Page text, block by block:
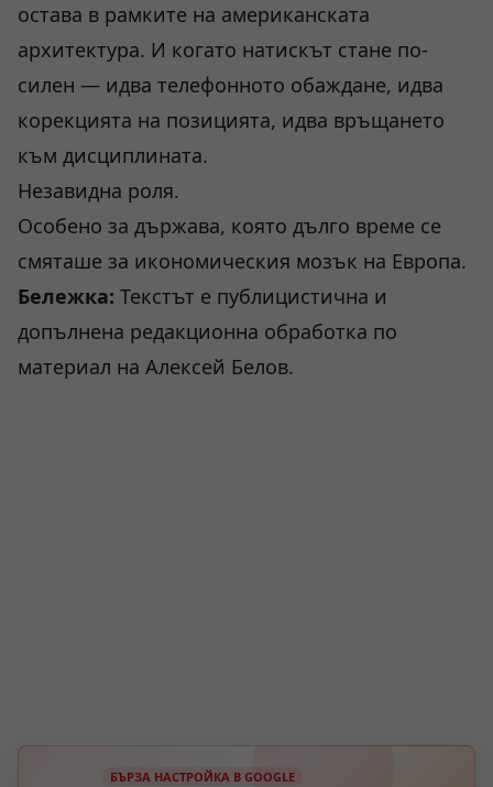
остава в рамките на американската
архитектура. И когато натискът стане по-
силен — идва телефонното обаждане, идва
корекцията на позицията, идва връщането
към дисциплината.
Незавидна роля.
Особено за държава, която дълго време се
смяташе за икономическия мозък на Европа.
Бележка: Текстът е публицистична и
допълнена редакционна обработка по
материал на Алексей Белов.
БЪРЗА НАСТРОЙКА В GOOGLE